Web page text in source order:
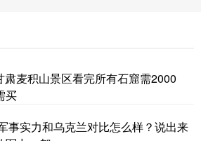
麦积山景区看完所有石窟需2000
买
事实力和乌克兰对比怎么样？说出来